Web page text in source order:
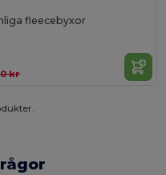
fleecebyxor
kr